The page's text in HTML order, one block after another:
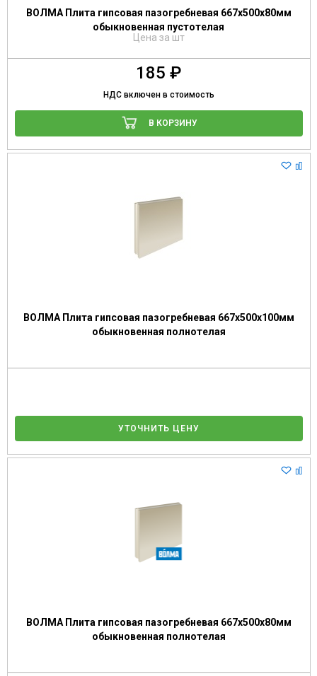
ВОЛМА Плита гипсовая пазогребневая 667х500х80мм
обыкновенная пустотелая
Цена за шт
185 ₽
НДС включен в стоимость
В КОРЗИНУ
ВОЛМА Плита гипсовая пазогребневая 667х500х100мм
обыкновенная полнотелая
УТОЧНИТЬ ЦЕНУ
ВОЛМА Плита гипсовая пазогребневая 667х500х80мм
обыкновенная полнотелая